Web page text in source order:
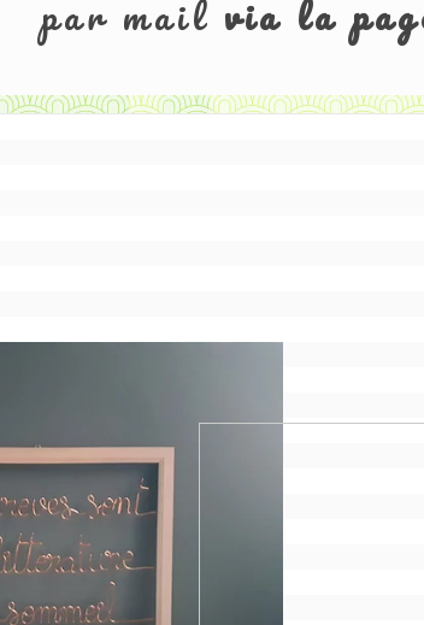
par mailvia la